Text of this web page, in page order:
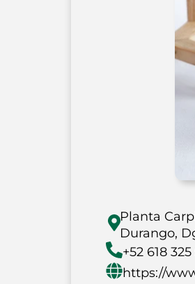
Planta
Durango,
+52 618
https://